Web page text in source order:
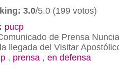
3.0/5.0 (199 votos)
pucp
de Prensa
llegada del Visitar
, prensa , en defensa